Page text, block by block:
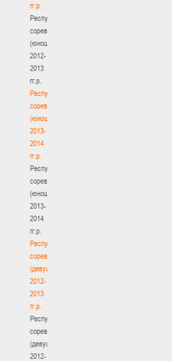
гг.р.
Республиканские
соревнования
(юноши)
2012-
2013
гг.р.
Республиканские
соревнования
(юноши)
2013-
2014
гг.р.
Республиканские
соревнования
(юноши)
2013-
2014
гг.р.
Республиканские
соревнования
(девушки)
2012-
2013
гг.р.
Республиканские
соревнования
(девушки)
2012-